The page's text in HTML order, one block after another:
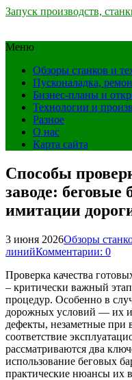
Запуск производств,
Меню
Обзоры станков и
Пусконаладка,
Бизнес-планы и
Технологии и
Разное
О нас
Карта сайта
Способы
заводе: беговые
имитации
3 июня 2026Обзоры
линийКомментарии: 0
Проверка качества
– критически важный
процедур. Особенно в
дорожных условий — их
дефекты, незаметные при
соответствие
рассматриваются два
использование беговых
практические нюансы их